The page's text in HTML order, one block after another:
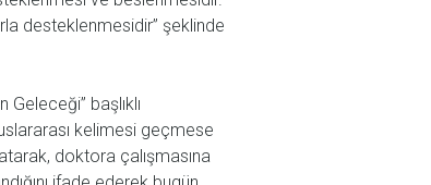
desteklenmesidir” şeklinde
Geleceği” başlıklı
kelimesi geçmese
doktora çalışmasına